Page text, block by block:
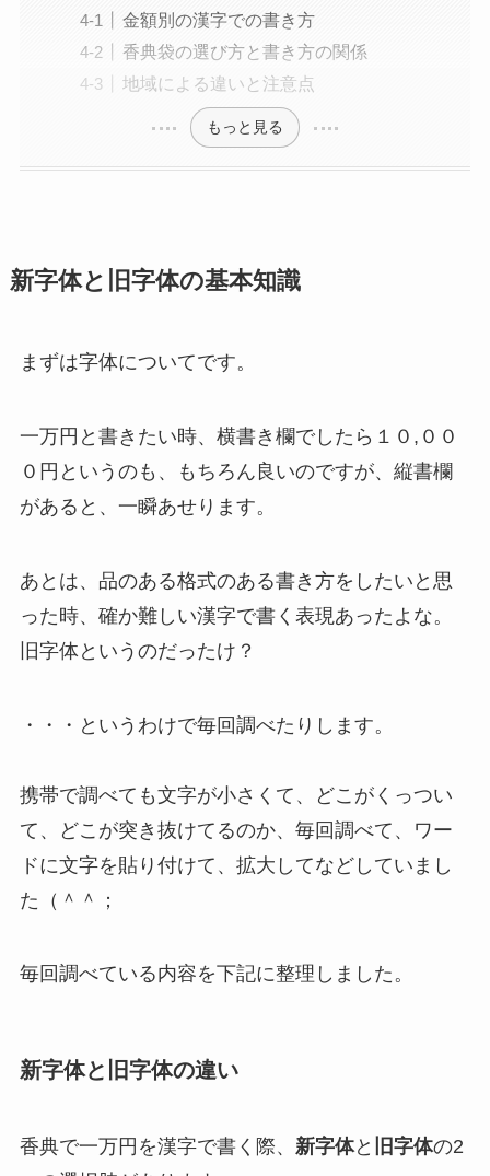
金額別の漢字での書き方
香典袋の選び方と書き方の関係
地域による違いと注意点
もっと見る
新字体と旧字体の基本知識
まずは字体についてです。
一万円と書きたい時、横書き欄でしたら１０,００
０円というのも、もちろん良いのですが、縦書欄
があると、一瞬あせります。
あとは、品のある格式のある書き方をしたいと思
った時、確か難しい漢字で書く表現あったよな。
旧字体というのだったけ？
・・・というわけで毎回調べたりします。
携帯で調べても文字が小さくて、どこがくっつい
て、どこが突き抜けてるのか、毎回調べて、ワー
ドに文字を貼り付けて、拡大してなどしていまし
た（＾＾；
毎回調べている内容を下記に整理しました。
新字体と旧字体の違い
香典で一万円を漢字で書く際、 新字体と 旧字体の2